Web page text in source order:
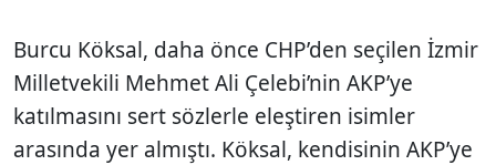
Burcu Köksal, daha önce CHP’den seçilen İzmir
Milletvekili Mehmet Ali Çelebi’nin AKP’ye
katılmasını sert sözlerle eleştiren isimler
arasında yer almıştı. Köksal, kendisinin AKP’ye